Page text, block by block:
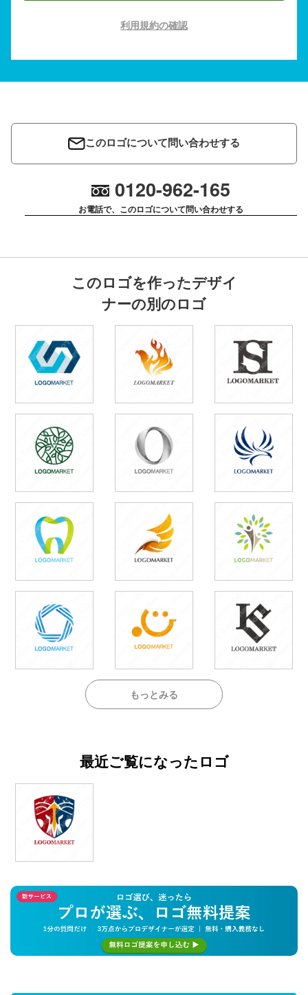
利用規約の確認
このロゴについて問い合わせする
0120-962-165
お電話で、このロゴについて問い合わせする
このロゴを作ったデザイ
ナーの別のロゴ
もっとみる
最近ご覧になったロゴ